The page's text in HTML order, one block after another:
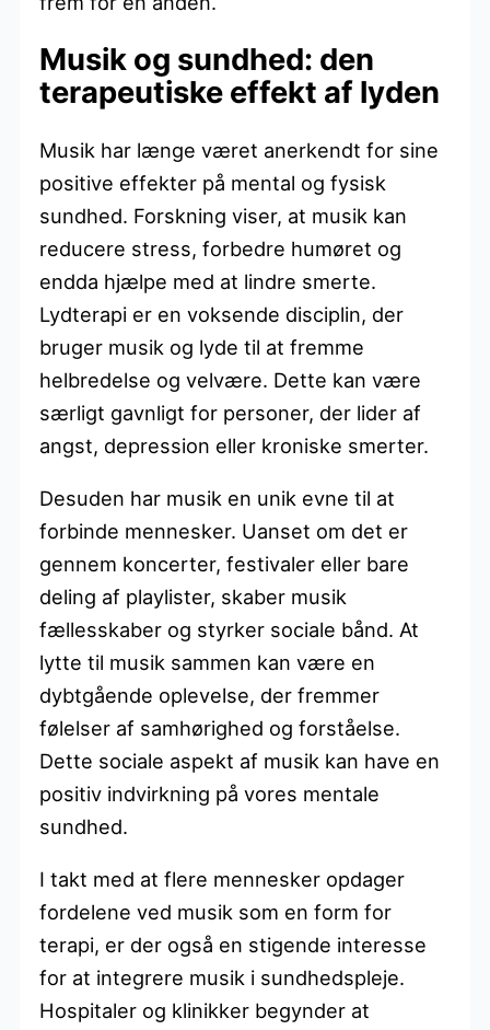
Musik og sundhed: den
terapeutiske effekt af lyden
Musik har længe været anerkendt for sine
positive effekter på mental og fysisk
sundhed. Forskning viser, at musik kan
reducere stress, forbedre humøret og
endda hjælpe med at lindre smerte.
Lydterapi er en voksende disciplin, der
bruger musik og lyde til at fremme
helbredelse og velvære. Dette kan være
særligt gavnligt for personer, der lider af
angst, depression eller kroniske smerter.
Desuden har musik en unik evne til at
forbinde mennesker. Uanset om det er
gennem koncerter, festivaler eller bare
deling af playlister, skaber musik
fællesskaber og styrker sociale bånd. At
lytte til musik sammen kan være en
dybtgående oplevelse, der fremmer
følelser af samhørighed og forståelse.
Dette sociale aspekt af musik kan have en
positiv indvirkning på vores mentale
sundhed.
I takt med at flere mennesker opdager
fordelene ved musik som en form for
terapi, er der også en stigende interesse
for at integrere musik i sundhedspleje.
Hospitaler og klinikker begynder at